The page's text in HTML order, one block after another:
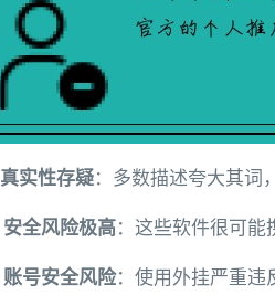
真实性存疑：多数描述夸大其词
安全风险极高：这些软件很可能
账号安全风险：使用外挂严重违